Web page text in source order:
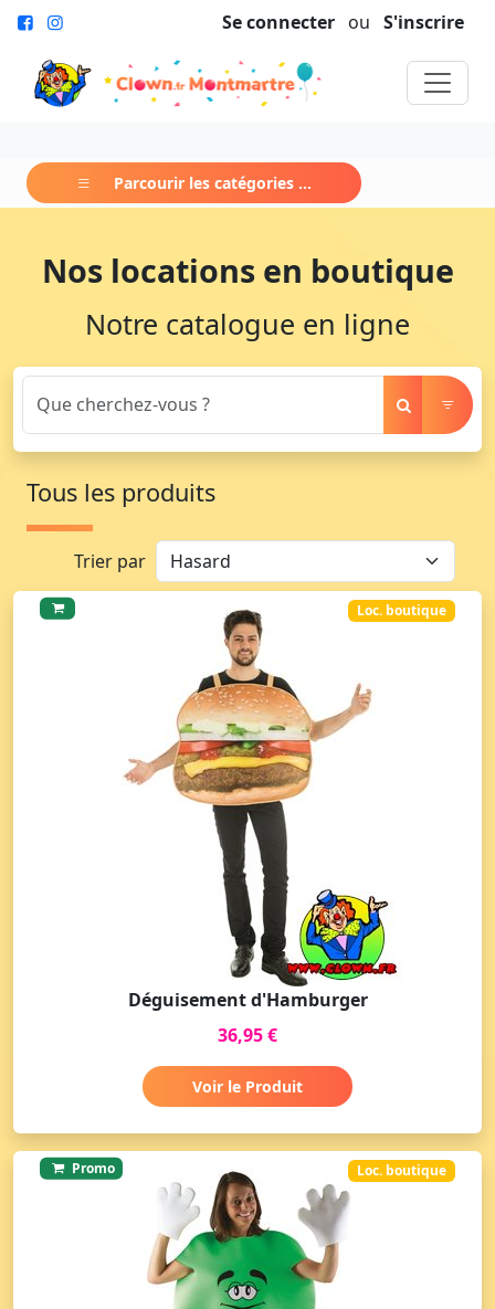
Se connecter ou S'inscrire
Parcourir les catégories ...
Nos locations en boutique
Notre catalogue en ligne
Tous les produits
Trier par
Loc. boutique
Déguisement d'Hamburger
36,95 €
Voir le Produit
Promo Loc. boutique